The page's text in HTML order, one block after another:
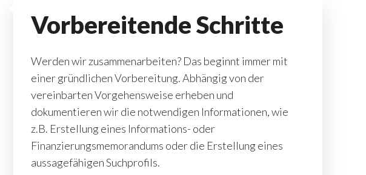
Vorbereitende Schritte
Werden wir zusammenarbeiten? Das beginnt immer mit
einer gründlichen Vorbereitung. Abhängig von der
vereinbarten Vorgehensweise erheben und
dokumentieren wir die notwendigen Informationen, wie
z.B. Erstellung eines Informations- oder
Finanzierungsmemorandums oder die Erstellung eines
aussagefähigen Suchprofils.